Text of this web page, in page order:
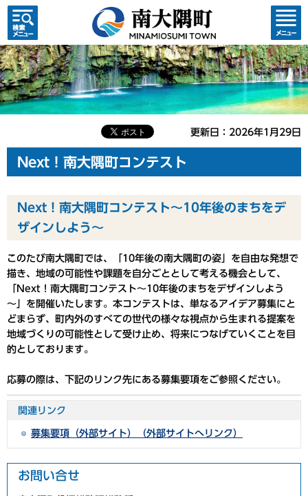
検索・
共通メ
ニュー
コンテ
ンツメ
ニュー
更新日：2026年1月29日
Next！南大隅町コンテスト
Next！南大隅町コンテスト～10年後のまちをデ
ザインしよう～
このたび南大隅町では、「10年後の南大隅町の姿」を自由な発想で
描き、地域の可能性や課題を自分ごととして考える機会として、
「Next！南大隅町コンテスト～10年後のまちをデザインしよう
～」を開催いたします。本コンテストは、単なるアイデア募集にと
どまらず、町内外のすべての世代の様々な視点から生まれる提案を
地域づくりの可能性として受け止め、将来につなげていくことを目
的としております。
応募の際は、下記のリンク先にある募集要項をご参照ください。
関連リンク
募集要項（外部サイト）（外部サイトへリンク）
お問い合せ